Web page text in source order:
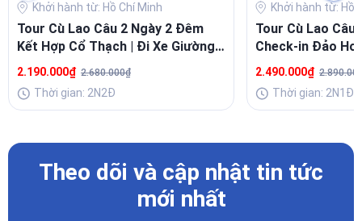
Khởi hành từ: Hồ Chí Minh
Tour Cù Lao Câu 2 Ngày 2 Đêm
Kết Hợp Cổ Thạch | Đi Xe Giường
Nằm
2.190.000₫ 2.680.000₫
Thời gian: 2N2Đ
Khởi hành từ: Hồ
Tour Cù Lao Câu
Check-in Đảo
Xanh, Ngắm San
2.490.000₫
Thời gian: 2N1Đ
Theo dõi và cập nhật tin tức
mới nhất